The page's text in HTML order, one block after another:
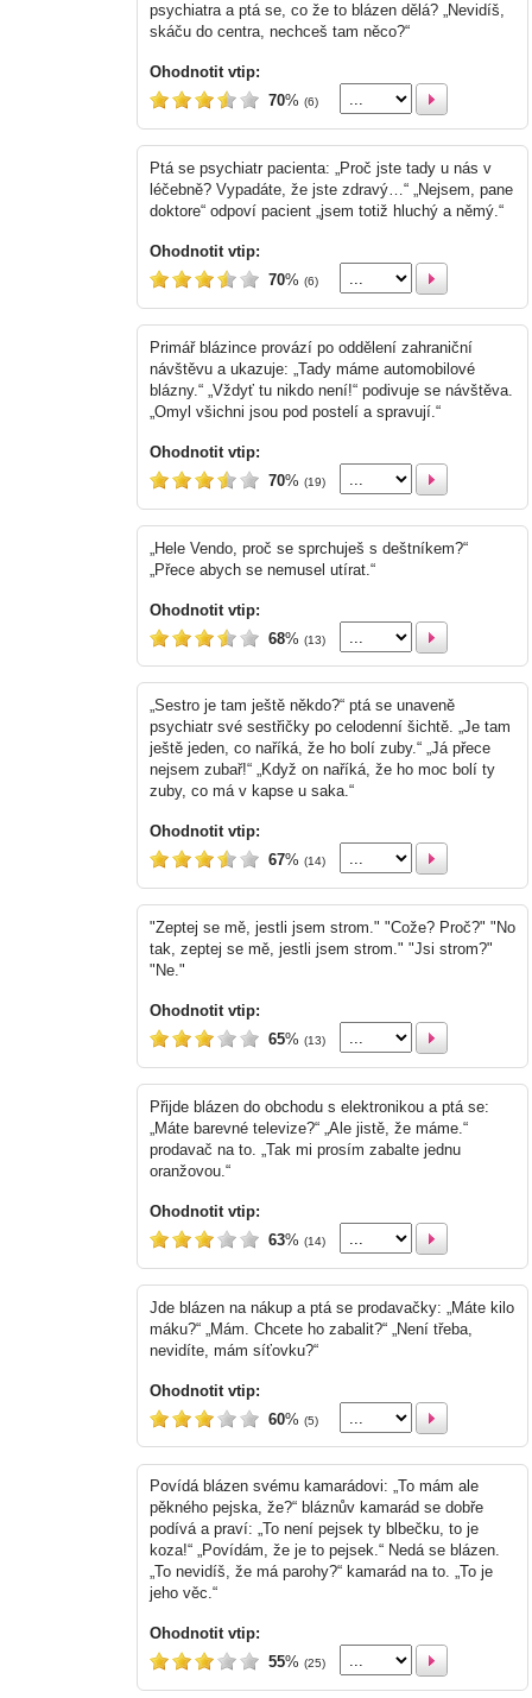
psychiatra a ptá se, co že to blázen dělá? „Nevidíš,
skáču do centra, nechceš tam něco?“
Ohodnotit vtip:
70% (6)
Ptá se psychiatr pacienta: „Proč jste tady u nás v
léčebně? Vypadáte, že jste zdravý…“ „Nejsem, pane
doktore“ odpoví pacient „jsem totiž hluchý a němý.“
Ohodnotit vtip:
70% (6)
Primář blázince provází po oddělení zahraniční
návštěvu a ukazuje: „Tady máme automobilové
blázny.“ „Vždyť tu nikdo není!“ podivuje se návštěva.
„Omyl všichni jsou pod postelí a spravují.“
Ohodnotit vtip:
70% (19)
„Hele Vendo, proč se sprchuješ s deštníkem?“
„Přece abych se nemusel utírat.“
Ohodnotit vtip:
68% (13)
„Sestro je tam ještě někdo?“ ptá se unaveně
psychiatr své sestřičky po celodenní šichtě. „Je tam
ještě jeden, co naříká, že ho bolí zuby.“ „Já přece
nejsem zubař!“ „Když on naříká, že ho moc bolí ty
zuby, co má v kapse u saka.“
Ohodnotit vtip:
67% (14)
"Zeptej se mě, jestli jsem strom." "Cože? Proč?" "No
tak, zeptej se mě, jestli jsem strom." "Jsi strom?"
"Ne."
Ohodnotit vtip:
65% (13)
Přijde blázen do obchodu s elektronikou a ptá se:
„Máte barevné televize?“ „Ale jistě, že máme.“
prodavač na to. „Tak mi prosím zabalte jednu
oranžovou.“
Ohodnotit vtip:
63% (14)
Jde blázen na nákup a ptá se prodavačky: „Máte kilo
máku?“ „Mám. Chcete ho zabalit?“ „Není třeba,
nevidíte, mám síťovku?“
Ohodnotit vtip:
60% (5)
Povídá blázen svému kamarádovi: „To mám ale
pěkného pejska, že?“ bláznův kamarád se dobře
podívá a praví: „To není pejsek ty blbečku, to je
koza!“ „Povídám, že je to pejsek.“ Nedá se blázen.
„To nevidíš, že má parohy?“ kamarád na to. „To je
jeho věc.“
Ohodnotit vtip:
55% (25)